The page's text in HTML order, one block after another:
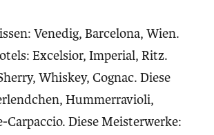
Venedig, Barcelona, Wien.
­Excelsior, Imperial, Ritz.
Whiskey, Co­gnac. Diese
Hummerravioli,
Diese Meisterwerke: